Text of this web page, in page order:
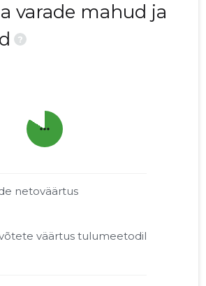
varade mahud ja
?
more_horiz
netoväärtus
väärtus tulumeetodil